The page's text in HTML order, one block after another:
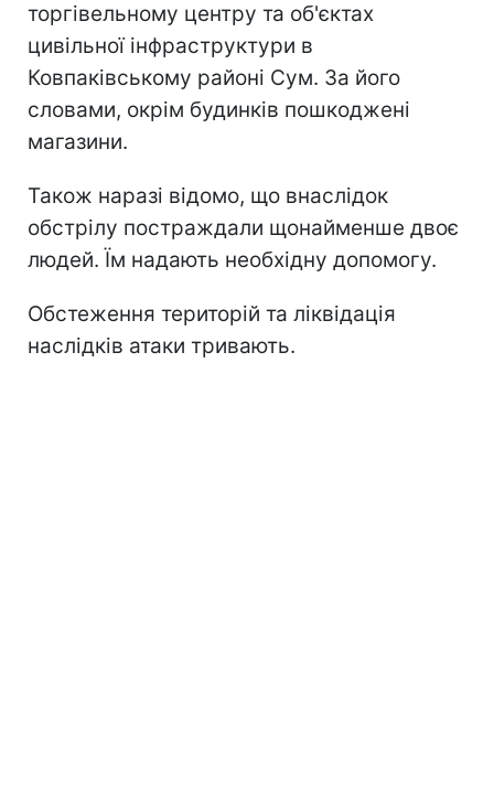
торгівельному центру та об'єктах
цивільної інфраструктури в
Ковпаківському районі Сум. За його
словами, окрім будинків пошкоджені
магазини.
Також наразі відомо, що внаслідок
обстрілу постраждали щонайменше двоє
людей. Їм надають необхідну допомогу.
Обстеження територій та ліквідація
наслідків атаки тривають.